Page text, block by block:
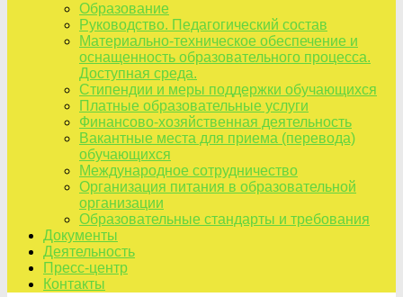
Образование
Руководство. Педагогический состав
Материально-техническое обеспечение и
оснащенность образовательного процесса.
Доступная среда.
Стипендии и меры поддержки обучающихся
Платные образовательные услуги
Финансово-хозяйственная деятельность
Вакантные места для приема (перевода)
обучающихся
Международное сотрудничество
Организация питания в образовательной
организации
Образовательные стандарты и требования
Документы
Деятельность
Пресс-центр
Контакты